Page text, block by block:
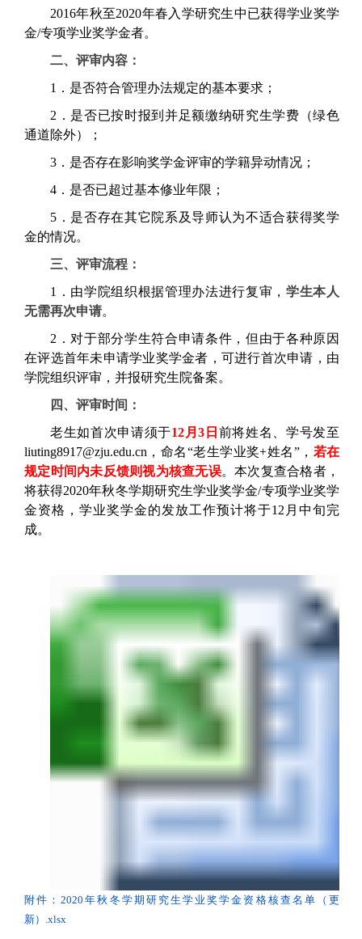
2016年秋至2020年春入学研究生中已获得学业奖学
金/专项学业奖学金者。
二、评审内容：
1．是否符合管理办法规定的基本要求；
2．是否已按时报到并足额缴纳研究生学费（绿色
通道除外）；
3．是否存在影响奖学金评审的学籍异动情况；
4．是否已超过基本修业年限；
5．是否存在其它院系及导师认为不适合获得奖学
金的情况。
三、评审流程：
1．由学院组织根据管理办法进行复审， 学生本人
无需再次申请。
2．对于部分学生符合申请条件，但由于各种原因
在评选首年未申请学业奖学金者，可进行首次申请，由
学院组织评审，并报研究生院备案。
四、评审时间：
老生如首次申请须于12月3日 前将姓名、学号发至
liuting8917@zju.edu.cn，命名“老生学业奖+姓名”， 若在
规定时间内未反馈则视为核查无误。本次复查合格者，
将获得2020年秋冬学期研究生学业奖学金/专项学业奖学
金资格，学业奖学金的发放工作预计将于12月中旬完
成。
附件：2020年秋冬学期研究生学业奖学金资格核查名单（更
新）.xlsx